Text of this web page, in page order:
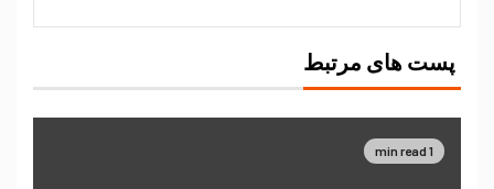
پست های مرتبط
1 min read